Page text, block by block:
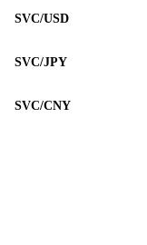
SVC/USD
SVC/JPY
SVC/CNY